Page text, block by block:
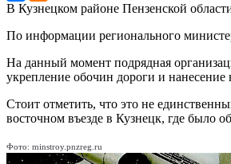
В Кузнецком районе Пензенской
По информации регионального
На данный момент подрядная
укрепление обочин дороги и нанесение
Стоит отметить, что это не
восточном въезде в Кузнецк, где было
Фото: minstroy.pnzreg.ru